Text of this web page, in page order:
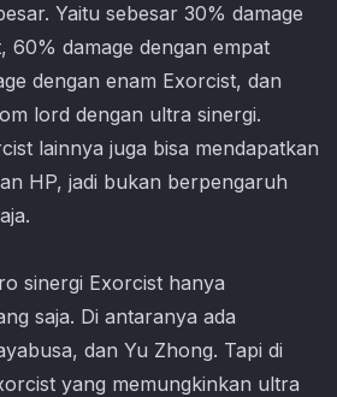
Yaitu sebesar 30% damage
60% damage dengan empat
dengan enam Exorcist, dan
lord dengan ultra sinergi.
lainnya juga bisa mendapatkan
HP, jadi bukan berpengaruh
sinergi Exorcist hanya
saja. Di antaranya ada
dan Yu Zhong. Tapi di
yang memungkinkan ultra